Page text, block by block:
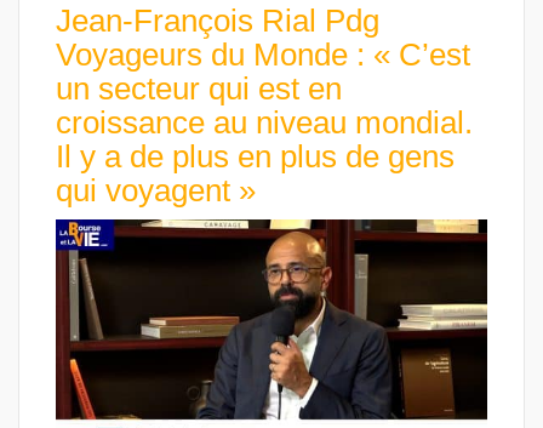
Jean-François Rial Pdg
Voyageurs du Monde : « C’est
un secteur qui est en
croissance au niveau mondial.
Il y a de plus en plus de gens
qui voyagent »